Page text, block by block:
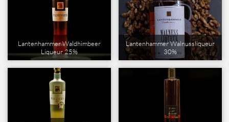
Lantenhammer Waldhimbeer
Liqueur 25%
Lantenhammer Walnussliqueur
30%